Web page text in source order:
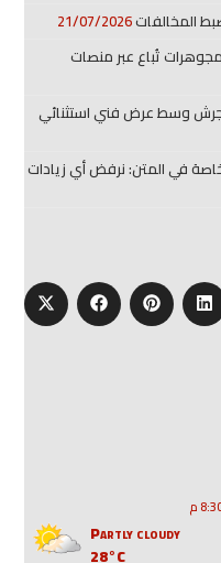
المخالفات21/07/2026
تُباع عبر منصات
جرش وسط عرض فني استثنائي
في المتن: نرفض أي زيادات
Partly cloudy
28°C